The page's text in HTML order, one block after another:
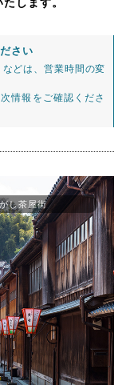
さい
どは、営業時間の変
情報をご確認くださ
し茶屋街